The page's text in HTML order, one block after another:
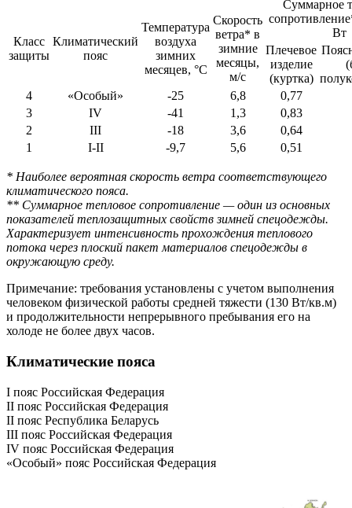
Класс
защиты
Климатический
пояс
Температура
воздуха
зимних
месяцев, °С
Скорость
ветра* в
зимние
месяцы,
м/с
Суммарное
Вт
Плечевое
изделие
(куртка)
4
«Особый» -25 6,8
0,77
3
IV -41 1,3
0,83
2
III -18 3,6
0,64
1
I-II -9,7 5,6 0,51
* Наиболее вероятная скорость ветра соответствующего
климатического пояса.
** Суммарное тепловое сопротивление — один из основных
показателей теплозащитных свойств зимней спецодежды.
Характеризует интенсивность прохождения теплового
потока через плоский пакет материалов спецодежды в
окружающую среду.
Примечание: требования установлены с учетом выполнения
человеком физической работы средней тяжести (130 Вт/кв.м)
и продолжительности непрерывного пребывания его на
холоде не более двух часов.
Климатические пояса
I пояс Российская Федерация
II пояс Российская Федерация
II пояс Республика Беларусь
III пояс Российская Федерация
IV пояс Российская Федерация
«Особый» пояс Российская Федерация